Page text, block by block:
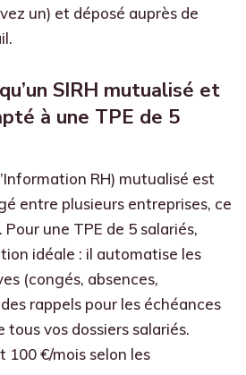
un) et déposé auprès de
SIRH mutualisé et
à une TPE de 5
RH) mutualisé est
entre plusieurs entreprises, ce
une TPE de 5 salariés,
idéale : il automatise les
(congés, absences,
rappels pour les échéances
vos dossiers salariés.
100 €/mois selon les